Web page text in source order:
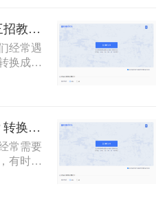
把图片
的技巧
图片怎么转换成excel？三招教你图片转表格！
经常遇
换成
情况。
本文将
以及注
图片转excel表格怎么弄？转换表格的四种方法！
常需要
有时这
形式给
从图片